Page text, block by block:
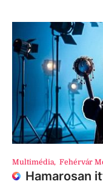
Multimédia, Fehérvár
Hamarosan